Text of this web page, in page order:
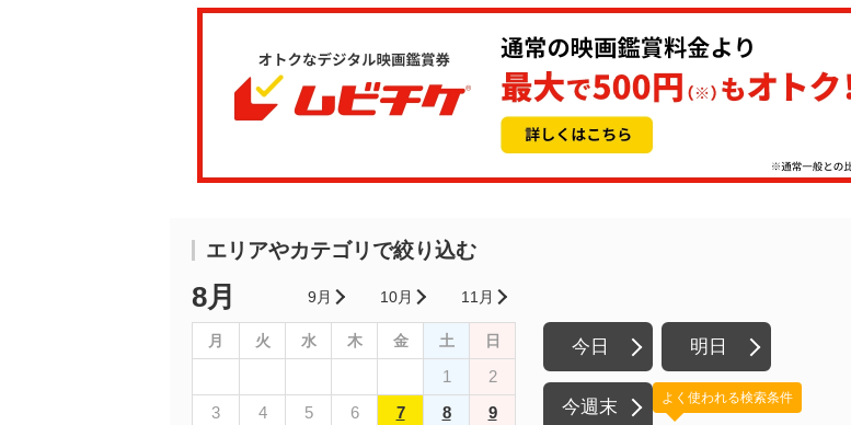
エリアやカテゴリで絞り込む
8月 9月 10月 11月
月 火 水 木 金 土 日
1
2
3
4 5 6 7 8
9
今日 明日
今週末 よく使われる検索条件